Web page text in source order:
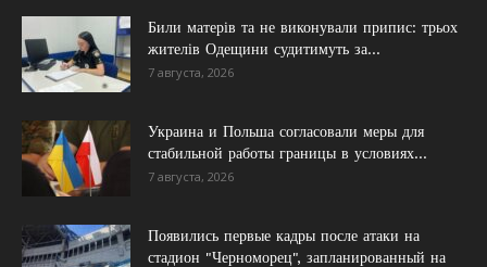
Били матерів та не виконували припис: трьох
жителів Одещини судитимуть за...
7 августа, 2026
Украина и Польша согласовали меры для
стабильной работы границы в условиях...
7 августа, 2026
Появились первые кадры после атаки на
стадион "Черноморец", запланированный на